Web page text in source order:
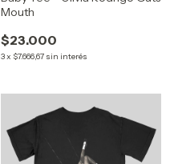
Mouth
$23.000
3x $7.666,67 sin interés